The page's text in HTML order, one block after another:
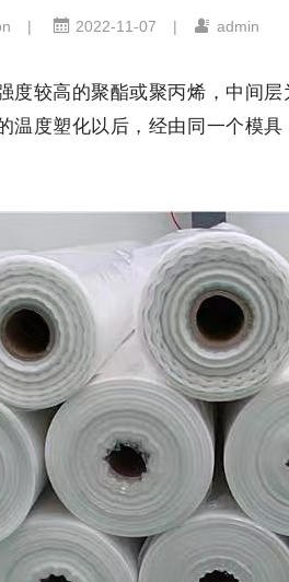
| 2022-11-07 | admin
较高的聚酯或聚丙烯，中间层
度塑化以后，经由同一个模